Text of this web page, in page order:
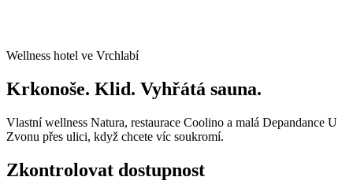
Wellness hotel ve Vrchlabí
Krkonoše. Klid. Vyhřátá sauna.
Vlastní wellness Natura, restaurace Coolino a malá Depandance U
Zvonu přes ulici, když chcete víc soukromí.
Zkontrolovat dostupnost